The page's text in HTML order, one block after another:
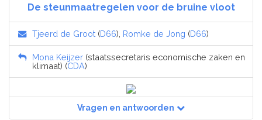
De steunmaatregelen voor de bruine vloot
Tjeerd de Groot (D66), Romke de Jong (D66)
Mona Keijzer (staatssecretaris economische zaken en
klimaat) (CDA)
Vragen en antwoorden